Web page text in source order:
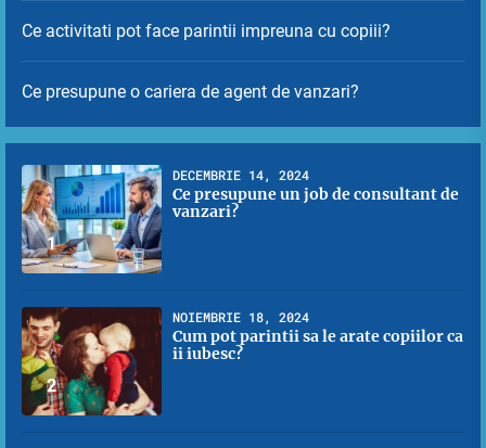
Ce activitati pot face parintii impreuna cu copiii?
Ce presupune o cariera de agent de vanzari?
1
DECEMBRIE 14, 2024
Ce presupune un job de consultant de
vanzari?
2
NOIEMBRIE 18, 2024
Cum pot parintii sa le arate copiilor ca
ii iubesc?